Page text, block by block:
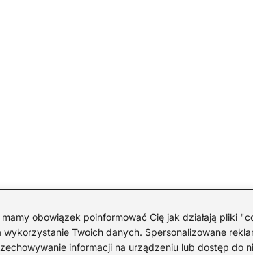
obowiązek poinformować Cię jak działają pliki
Twoich danych. Spersonalizowane
informacji na urządzeniu lub dostęp do